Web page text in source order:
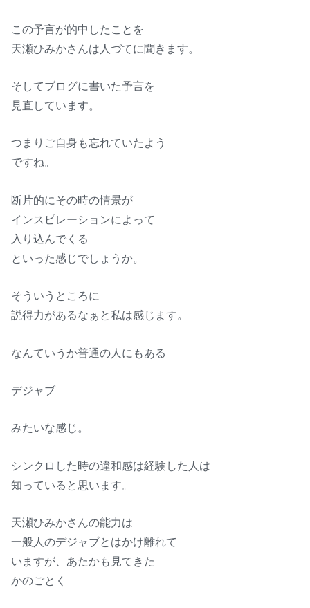
この予言が的中したことを
天瀬ひみかさんは人づてに聞きます。
そしてブログに書いた予言を
見直しています。
つまりご自身も忘れていたよう
ですね。
断片的にその時の情景が
インスピレーションによって
入り込んでくる
といった感じでしょうか。
そういうところに
説得力があるなぁと私は感じます。
なんていうか普通の人にもある
デジャブ
みたいな感じ。
シンクロした時の違和感は経験した人は
知っていると思います。
天瀬ひみかさんの能力は
一般人のデジャブとはかけ離れて
いますが、あたかも見てきた
かのごとく